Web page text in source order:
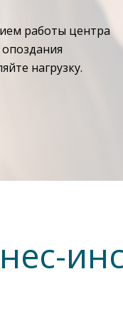
работы центра
нагрузку.